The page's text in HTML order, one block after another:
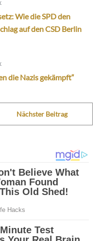
Wie die SPD den
auf den CSD Berlin
die Nazis gekämpft“
Nächster Beitrag